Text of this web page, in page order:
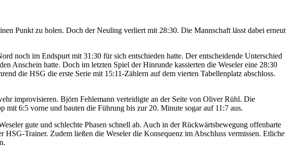
Punkt zu holen. Doch der Neuling verliert mit 28:30. Die Mannschaft lässt dabei erneut
noch im Endspurt mit 31:30 für sich entschieden hatte. Der entscheidende Unterschied
Anschein hatte. Doch im letzten Spiel der Hinrunde kassierten die Weseler eine 28:30
die HSG die erste Serie mit 15:11-Zählern auf dem vierten Tabellenplatz abschloss.
improvisieren. Björn Fehlemann verteidigte an der Seite von Oliver Rühl. Die
6:5 vorne und bauten die Führung bis zur 20. Minute sogar auf 11:7 aus.
gute und schlechte Phasen schnell ab. Auch in der Rückwärtsbewegung offenbarte
Trainer. Zudem ließen die Weseler die Konsequenz im Abschluss vermissen. Etliche